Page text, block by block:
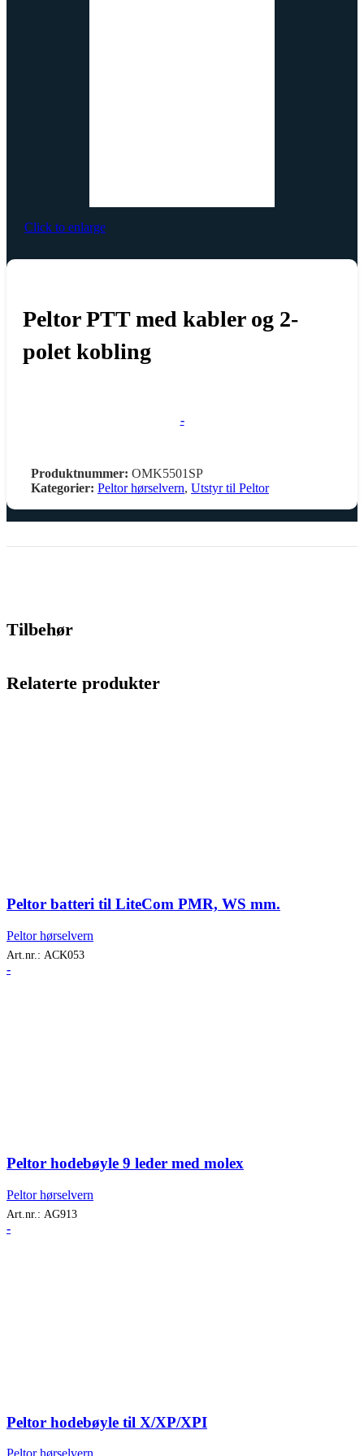
Click to enlarge
Peltor PTT med kabler og 2-
polet kobling
-
Produktnummer: OMK5501SP
Kategorier: Peltor hørselvern, Utstyr til Peltor
Tilbehør
Relaterte produkter
Peltor batteri til LiteCom PMR, WS mm.
Peltor hørselvern
Art.nr.: ACK053
-
Peltor hodebøyle 9 leder med molex
Peltor hørselvern
Art.nr.: AG913
-
Peltor hodebøyle til X/XP/XPI